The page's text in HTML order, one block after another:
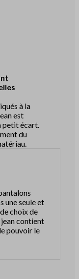
à la
est
petit écart.
du
une seule et
choix de
contient
pouvoir le